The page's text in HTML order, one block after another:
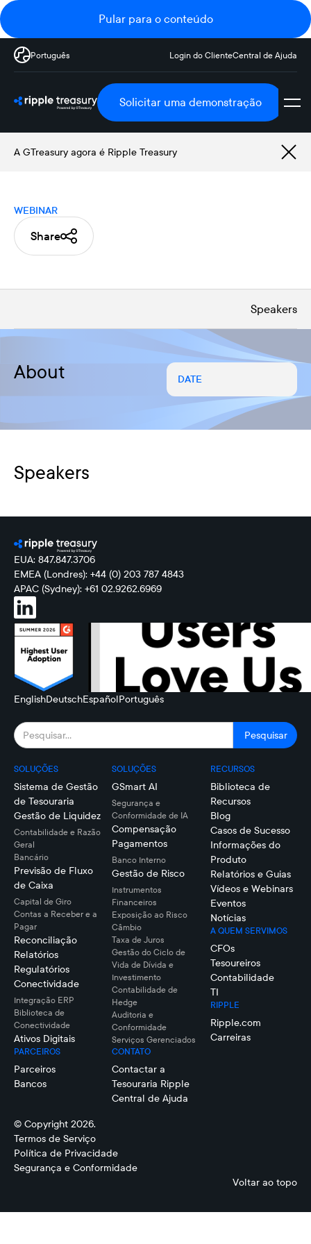
Pular para o conteúdo
Português Login do ClienteCentral de Ajuda
Solicitar uma demonstração
A GTreasury agora é Ripple Treasury
WEBINAR
Share
Speakers
About DATE
Speakers
EUA: 847.847.3706
EMEA (Londres): +44 (0) 203 787 4843
APAC (Sydney): +61 02.9262.6969
EnglishDeutschEspañolPortuguês
SOLUÇÕES
Sistema de Gestão
de Tesouraria
Gestão de Liquidez
Contabilidade e Razão
Geral
Bancário
Previsão de Fluxo
de Caixa
Capital de Giro
Contas a Receber e a
Pagar
Reconciliação
Relatórios
Regulatórios
Conectividade
Integração ERP
Biblioteca de
Conectividade
Ativos Digitais
PARCEIROS
Parceiros
Bancos
SOLUÇÕES
GSmart AI
Segurança e
Conformidade de IA
Compensação
Pagamentos
Banco Interno
Gestão de Risco
Instrumentos
Financeiros
Exposição ao Risco
Câmbio
Taxa de Juros
Gestão do Ciclo de
Vida de Dívida e
Investimento
Contabilidade de
Hedge
Auditoria e
Conformidade
Serviços Gerenciados
CONTATO
Contactar a
Tesouraria Ripple
Central de Ajuda
RECURSOS
Biblioteca de
Recursos
Blog
Casos de Sucesso
Informações do
Produto
Relatórios e Guias
Vídeos e Webinars
Eventos
Notícias
A QUEM SERVIMOS
CFOs
Tesoureiros
Contabilidade
TI
RIPPLE
Ripple.com
Carreiras
© Copyright 2026.
Termos de Serviço
Política de Privacidade
Segurança e Conformidade
Voltar ao topo